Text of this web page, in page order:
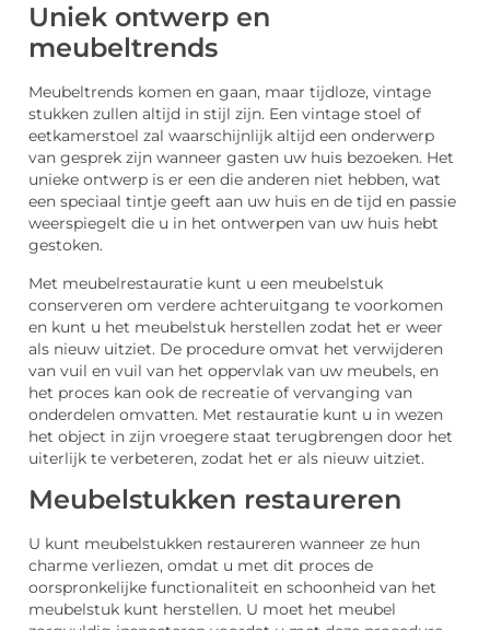
Uniek ontwerp en
meubeltrends
Meubeltrends komen en gaan, maar tijdloze, vintage
stukken zullen altijd in stijl zijn. Een vintage stoel of
eetkamerstoel zal waarschijnlijk altijd een onderwerp
van gesprek zijn wanneer gasten uw huis bezoeken. Het
unieke ontwerp is er een die anderen niet hebben, wat
een speciaal tintje geeft aan uw huis en de tijd en passie
weerspiegelt die u in het ontwerpen van uw huis hebt
gestoken.
Met meubelrestauratie kunt u een meubelstuk
conserveren om verdere achteruitgang te voorkomen
en kunt u het meubelstuk herstellen zodat het er weer
als nieuw uitziet. De procedure omvat het verwijderen
van vuil en vuil van het oppervlak van uw meubels, en
het proces kan ook de recreatie of vervanging van
onderdelen omvatten. Met restauratie kunt u in wezen
het object in zijn vroegere staat terugbrengen door het
uiterlijk te verbeteren, zodat het er als nieuw uitziet.
Meubelstukken restaureren
U kunt meubelstukken restaureren wanneer ze hun
charme verliezen, omdat u met dit proces de
oorspronkelijke functionaliteit en schoonheid van het
meubelstuk kunt herstellen. U moet het meubel